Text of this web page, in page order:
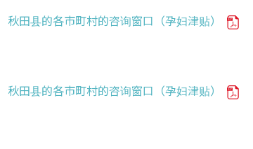
秋田县的各市町村的咨询窗口（孕妇津贴）
秋田县的各市町村的咨询窗口（孕妇津贴）